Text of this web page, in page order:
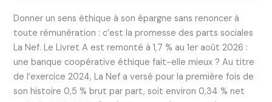
Donner un sens éthique à son épargne sans renoncer à
toute rémunération : c’est la promesse des parts sociales
La Nef. Le Livret A est remonté à 1,7 % au 1er août 2026 :
une banque coopérative éthique fait-elle mieux ? Au titre
de l’exercice 2024, La Nef a versé pour la première fois de
son histoire 0,5 % brut par part, soit environ 0,34 % net